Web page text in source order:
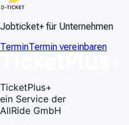
Jobticket+ für Unternehmen
TerminTermin vereinbaren
TicketPlus+
ein Service der
AllRide GmbH